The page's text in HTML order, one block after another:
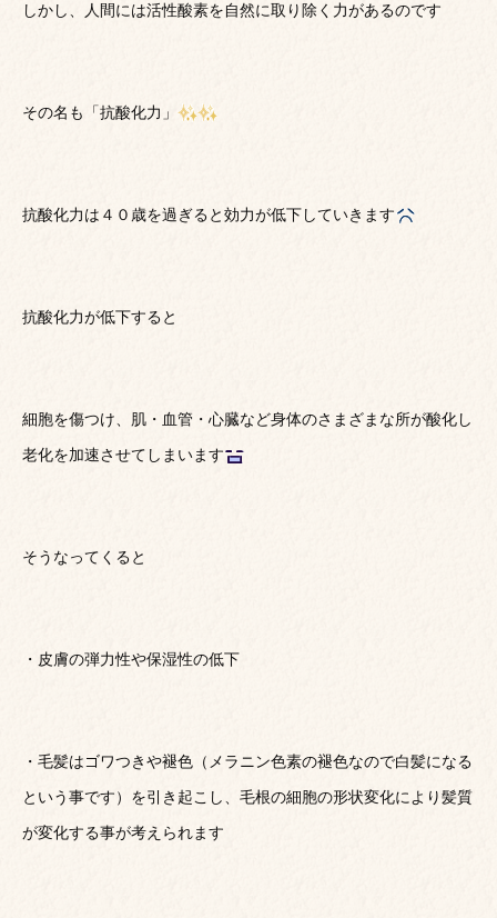
しかし、人間には活性酸素を自然に取り除く力があるのです
その名も「抗酸化力」
抗酸化力は４０歳を過ぎると効力が低下していきます
抗酸化力が低下すると
細胞を傷つけ、肌・血管・心臓など身体のさまざまな所が酸化し
老化を加速させてしまいます
そうなってくると
・皮膚の弾力性や保湿性の低下
・毛髪はゴワつきや褪色（メラニン色素の褪色なので白髪になる
という事です）を引き起こし、毛根の細胞の形状変化により髪質
が変化する事が考えられます